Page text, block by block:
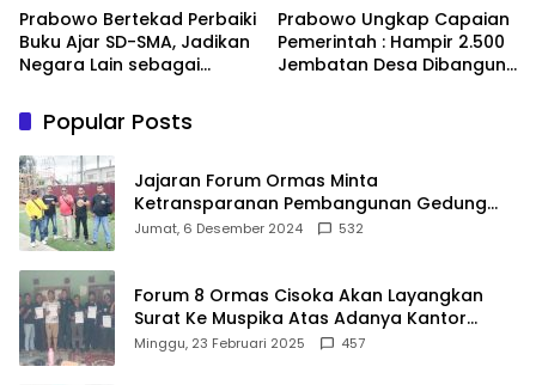
Prabowo Bertekad Perbaiki
Buku Ajar SD-SMA, Jadikan
Negara Lain sebagai
Prabowo Ungkap Capaian
Pemerintah : Hampir 2.500
Jembatan Desa Dibangun,
Popular Posts
Jajaran Forum Ormas Minta
Ketransparanan Pembangunan Gedung
Damkar Di Kecamatan Cisoka
Jumat, 6 Desember 2024 532
Forum 8 Ormas Cisoka Akan Layangkan
Surat Ke Muspika Atas Adanya Kantor
Matel di Cisoka
Minggu, 23 Februari 2025 457